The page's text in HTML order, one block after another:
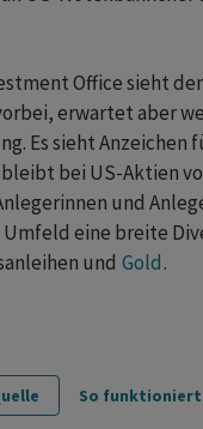
Office sieht
erwartet aber
Es sieht Anzeichen
bei US-Aktien
und
Umfeld eine breite
und Gold.
So